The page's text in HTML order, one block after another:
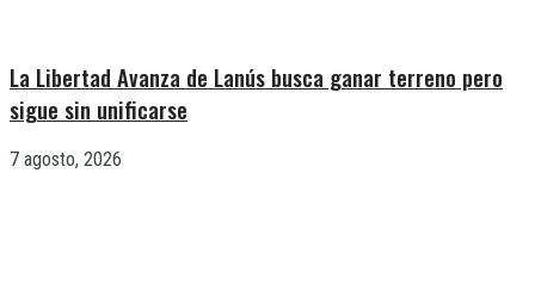
La Libertad Avanza de Lanús busca ganar terreno pero
sigue sin unificarse
7 agosto, 2026